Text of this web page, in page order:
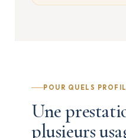
POUR QUELS
Une
plusieurs